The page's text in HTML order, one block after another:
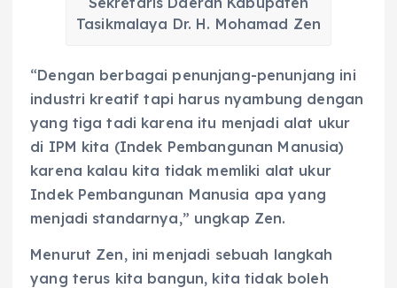
Tasikmalaya Dr. H. Mohamad Zen
“Dengan berbagai penunjang-penunjang ini
industri kreatif tapi harus nyambung dengan
yang tiga tadi karena itu menjadi alat ukur
di IPM kita (Indek Pembangunan Manusia)
karena kalau kita tidak memliki alat ukur
Indek Pembangunan Manusia apa yang
menjadi standarnya,” ungkap Zen.
Menurut Zen, ini menjadi sebuah langkah
yang terus kita bangun, kita tidak boleh